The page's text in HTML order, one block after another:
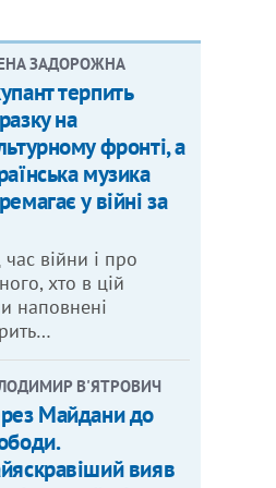
ЗАДОРОЖНА
терпить
на
фронті, а
музика
у війні за
війни і про
хто в цій
наповнені
В'ЯТРОВИЧ
Майдани до
вияв